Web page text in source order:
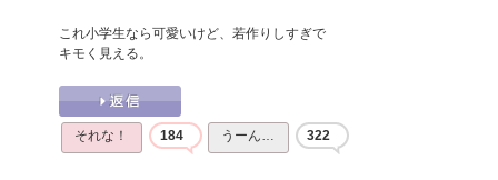
これ小学生なら可愛いけど、若作りしすぎで
キモく見える。
それな！ 184 うーん… 322